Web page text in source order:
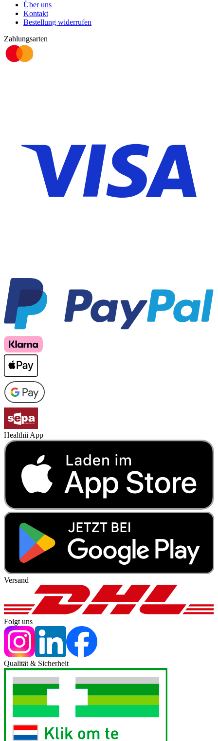
Über uns
Kontakt
Bestellung widerrufen
Zahlungsarten
Healthii App
Versand
Folgt uns
Qualität & Sicherheit